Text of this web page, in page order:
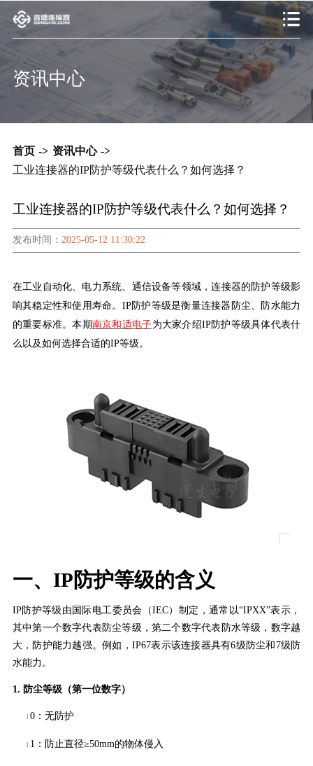
资讯中心
首页 -> 资讯中心 ->
工业连接器的IP防护等级代表什么？如何选择？
工业连接器的IP防护等级代表什么？如何选择？
发布时间： 2025-05-12 11:30:22
在工业自动化、电力系统、通信设备等领域，连接器的防护等级影
响其稳定性和使用寿命。 IP防护等级是衡量连接器防尘、防水能力
的重要标准。本期南京和适电子为大家介绍IP防护等级具体代表什
么 以及如何选择合适的IP等级 。
一、 IP防护等级的含义
IP防护等级由国际电工委员会（IEC）制定，通常以“IPXX”表示，
其中第一个数字代表防尘等级，第二个数字代表防水等级，数字越
大，防护能力越强。例如，IP67表示该连接器具有6级防尘和7级防
水能力。
1. 防尘等级（第一位数字）
l 0：无防护
l 1：防止直径≥50mm的物体侵入